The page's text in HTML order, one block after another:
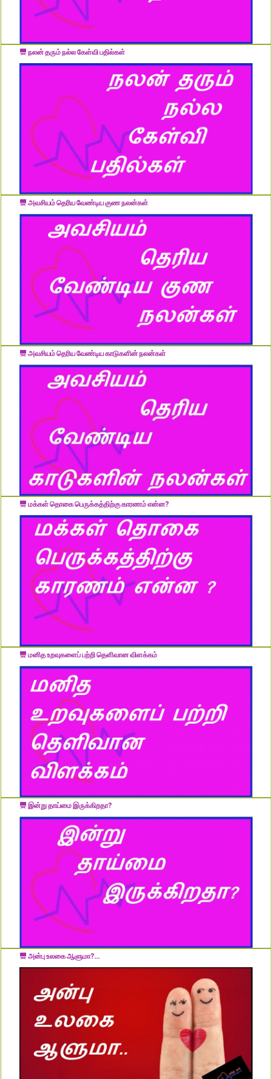
நலன் தரும் நல்ல கேள்வி பதில்கள்
அவசியம் தெரிய வேண்டிய குண நலன்கள்
அவசியம் தெரிய வேண்டிய காடுகளின் நலன்கள்
மக்கள் தொகை பெருக்கத்திற்கு காரணம் என்ன?
மனித உறவுகளைப் பற்றி தெளிவான விளக்கம்
இன்று தாய்மை இருக்கிறதா?
அன்பு உலகை ஆளுமா?...